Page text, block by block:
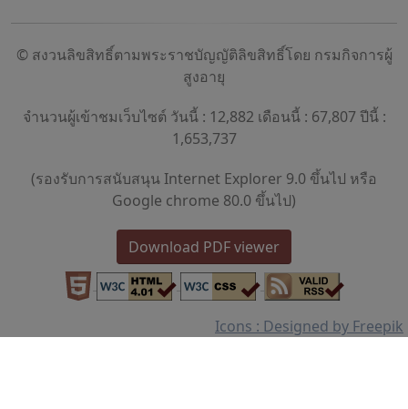
© สงวนลิขสิทธิ์ตามพระราชบัญญัติลิขสิทธิ์โดย กรมกิจการผู้
สูงอายุ
จำนวนผู้เข้าชมเว็บไซต์ วันนี้ : 12,882 เดือนนี้ : 67,807 ปีนี้ :
1,653,737
(รองรับการสนับสนุน Internet Explorer 9.0 ขึ้นไป หรือ
Google chrome 80.0 ขึ้นไป)
Download PDF viewer
Icons : Designed by Freepik